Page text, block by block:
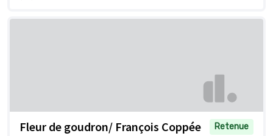
Fleur de goudron/ François Coppée
Retenue